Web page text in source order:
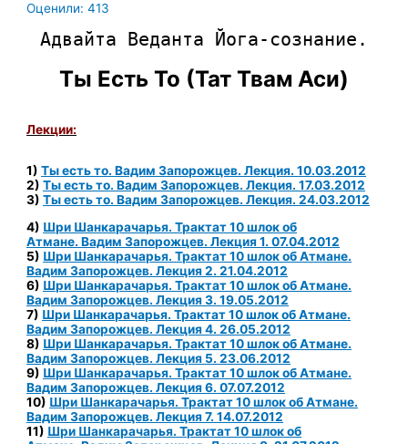
Оценили: 413
Адвайта Веданта Йога-сознание.
Ты Есть То (Тат Твам Аси)
Лекции:
1)Ты есть то. Вадим Запорожцев. Лекция. 10.03.2012
2)Ты есть то. Вадим Запорожцев. Лекция. 17.03.2012
3)Ты есть то. Вадим Запорожцев. Лекция. 24.03.2012
4) Шри Шанкарачарья. Трактат 10 шлок об
Атмане. Вадим Запорожцев. Лекция 1. 07.04.2012
5) Шри Шанкарачарья. Трактат 10 шлок об Атмане.
Вадим Запорожцев. Лекция 2. 21.04.2012
6) Шри Шанкарачарья. Трактат 10 шлок об Атмане.
Вадим Запорожцев. Лекция 3. 19.05.2012
7) Шри Шанкарачарья. Трактат 10 шлок об Атмане.
Вадим Запорожцев. Лекция 4. 26.05.2012
8) Шри Шанкарачарья. Трактат 10 шлок об Атмане.
Вадим Запорожцев. Лекция 5. 23.06.2012
9) Шри Шанкарачарья. Трактат 10 шлок об Атмане.
Вадим Запорожцев. Лекция 6. 07.07.2012
10) Шри Шанкарачарья. Трактат 10 шлок об Атмане.
Вадим Запорожцев. Лекция 7. 14.07.2012
11) Шри Шанкарачарья. Трактат 10 шлок об